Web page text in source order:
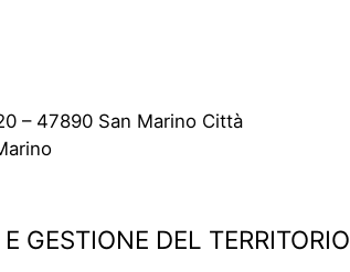
– 47890 San Marino Città
GESTIONE DEL TERRITORIO